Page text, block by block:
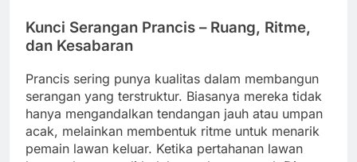
Kunci Serangan Prancis – Ruang, Ritme,
dan Kesabaran
Prancis sering punya kualitas dalam membangun
serangan yang terstruktur. Biasanya mereka tidak
hanya mengandalkan tendangan jauh atau umpan
acak, melainkan membentuk ritme untuk menarik
pemain lawan keluar. Ketika pertahanan lawan